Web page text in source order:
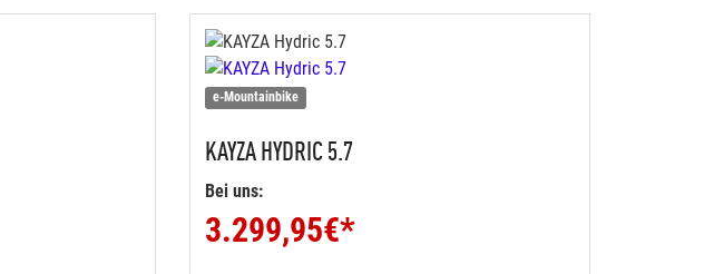
e-Mountainbike
KAYZAHYDRIC 5.7
Bei uns:
3.299,95€*